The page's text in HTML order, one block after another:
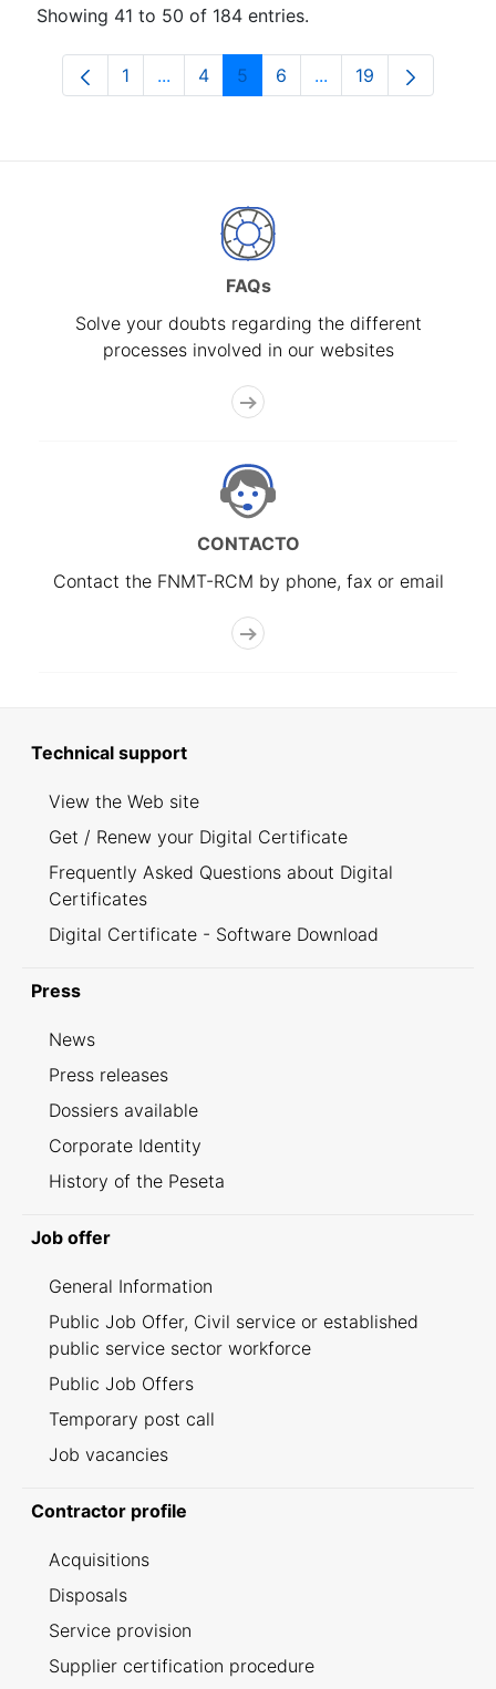
Showing 41 to 50 of 184 entries.
Page
1 ...Intermediate Pages Use TAB to
Page
4 Page
5 Page
6 ...Intermediate Pages
Page
19
FAQs
Solve your doubts regarding the different
processes involved in our websites
CONTACTO
Contact the FNMT-RCM by phone, fax or email
Technical support
View the Web site
Get / Renew your Digital Certificate
Frequently Asked Questions about Digital
Certificates
Digital Certificate - Software Download
Press
News
Press releases
Dossiers available
Corporate Identity
History of the Peseta
Job offer
General Information
Public Job Offer, Civil service or established
public service sector workforce
Public Job Offers
Temporary post call
Job vacancies
Contractor profile
Acquisitions
Disposals
Service provision
Supplier certification procedure